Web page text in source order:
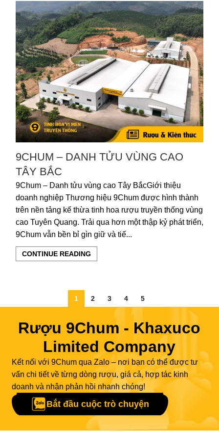
9CHUM – DANH TỬU VÙNG CAO
TÂY BẮC
9Chum – Danh tửu vùng cao Tây BắcGiới thiệu
doanh nghiệp Thương hiệu 9Chum được hình thành
trên nền tảng kế thừa tinh hoa rượu truyền thống vùng
cao Tuyên Quang. Trải qua hơn một thập kỷ phát triển,
9Chum vẫn bền bỉ gìn giữ và tiế...
CONTINUE READING
1 2 3 4 5
Rượu 9Chum - Khaxuco
Limited Company
Kết nối với 9Chum qua Zalo – nơi bạn có thể được tư
vấn chi tiết về từng dòng rượu, giá cả, hợp tác kinh
doanh và nhận phản hồi nhanh chóng!
Bắt đầu cuộc trò chuyện